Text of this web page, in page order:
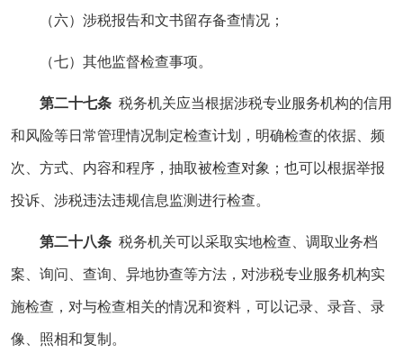
（六）涉税报告和文书留存备查情况；
（七）其他监督检查事项。
第二十七条 税务机关应当根据涉税专业服务机构的信用
和风险等日常管理情况制定检查计划，明确检查的依据、频
次、方式、内容和程序，抽取被检查对象；也可以根据举报
投诉、涉税违法违规信息监测进行检查。
第二十八条 税务机关可以采取实地检查、调取业务档
案、询问、查询、异地协查等方法，对涉税专业服务机构实
施检查，对与检查相关的情况和资料，可以记录、录音、录
像、照相和复制。